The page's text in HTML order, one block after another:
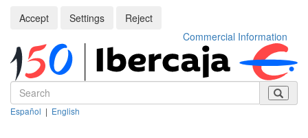
Accept
Settings
Reject
Commercial Information
Español | English